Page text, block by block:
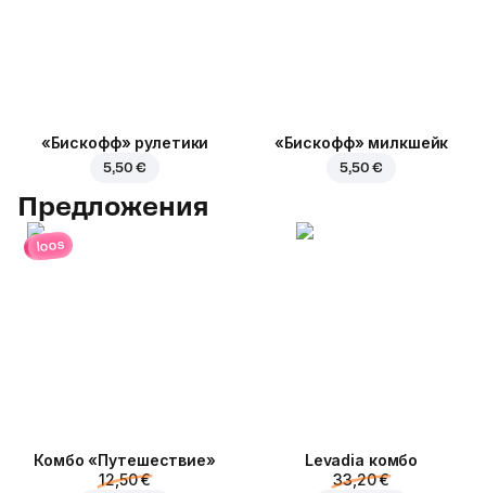
«Бискофф» рулетики
5,50 €
«Бискофф» милкшейк
5,50 €
Предложения
loos
Комбо «Путешествие»
12,50 €
Levadia комбо
33,20 €